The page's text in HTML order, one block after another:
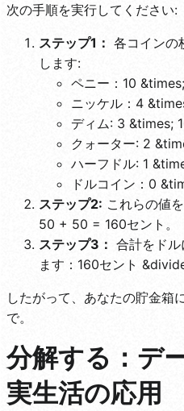
次の手順を実行してください:
ステップ1： 各コインの
します:
ペニー：10
ニッケル：4
ディム: 3 &times;
クォーター: 2
ハーフドル: 1
ドルコイン：0
ステップ2: これらの値
50 + 50 = 160セント。
ステップ3： 合計をドル
ます：160セント
したがって、あなたの貯金箱
で。
分解する：デ
実生活の応用